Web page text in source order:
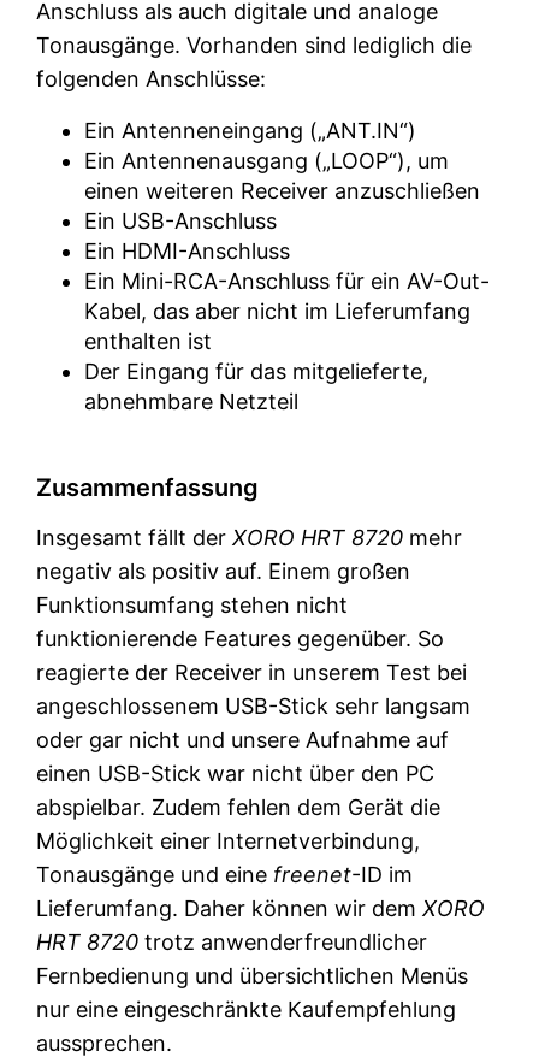
Anschluss als auch digitale und analoge
Tonausgänge. Vorhanden sind lediglich die
folgenden Anschlüsse:
Ein Antenneneingang („ANT.IN“)
Ein Antennenausgang („LOOP“), um
einen weiteren Receiver anzuschließen
Ein USB-Anschluss
Ein HDMI-Anschluss
Ein Mini-RCA-Anschluss für ein AV-Out-
Kabel, das aber nicht im Lieferumfang
enthalten ist
Der Eingang für das mitgelieferte,
abnehmbare Netzteil
Zusammenfassung
Insgesamt fällt der XORO HRT 8720 mehr
negativ als positiv auf. Einem großen
Funktionsumfang stehen nicht
funktionierende Features gegenüber. So
reagierte der Receiver in unserem Test bei
angeschlossenem USB-Stick sehr langsam
oder gar nicht und unsere Aufnahme auf
einen USB-Stick war nicht über den PC
abspielbar. Zudem fehlen dem Gerät die
Möglichkeit einer Internetverbindung,
Tonausgänge und eine freenet-ID im
Lieferumfang. Daher können wir dem XORO
HRT 8720 trotz anwenderfreundlicher
Fernbedienung und übersichtlichen Menüs
nur eine eingeschränkte Kaufempfehlung
aussprechen.